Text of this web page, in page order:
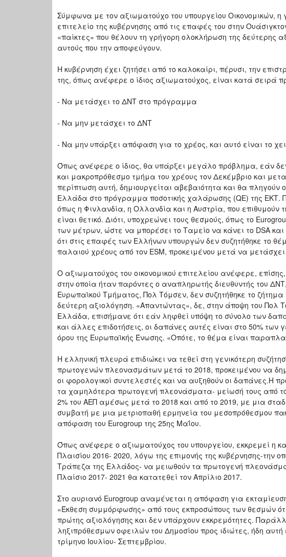
Σύμφωνα με τον αξιωματούχο του υπουργείου Οικονομικών, η
επιτελείο της κυβέρνησης από τις επαφές του στην
«παίκτες» που θέλουν τη γρήγορη ολοκλήρωση της δεύτερης
αυτούς που την αποφεύγουν.
Η κυβέρνηση έχει ζητήσει από το καλοκαίρι, πέρυσι, την
της, όπως ανέφερε ο ίδιος αξιωματούχος, είναι κατά σειρά
- Να μετάσχει το ΔΝΤ στο πρόγραμμα
- Να μην μετάσχει το ΔΝΤ
- Να μην υπάρξει απόφαση για το χρέος, και αυτό είναι το
Όπως ανέφερε ο ίδιος, θα υπάρξει μεγάλο πρόβλημα, εάν
και μακροπρόθεσμο τμήμα του χρέους τον Δεκέμβριο και
περίπτωση αυτή, δημιουργείται αβεβαιότητα και θα
Ελλάδα στο πρόγραμμα ποσοτικής χαλάρωσης (QE) της
όπως η Φινλανδία, η Ολλανδία και η Αυστρία, που
είναι θετικό. Διότι, υποχρεώνει τους θεσμούς, όπως το
των μέτρων, ώστε να μπορέσει το Ταμείο να κάνει το DSA
ότι στις επαφές των Ελλήνων υπουργών δεν συζητήθηκε το
παλαιού χρέους από τον ESM, προκειμένου μετά να
Ο αξιωματούχος του οικονομικού επιτελείου ανέφερε,
στην οποία ήταν παρόντες ο αναπληρωτής διευθυντής του
Ευρωπαϊκού Τμήματος, Πολ Τόμσεν, δεν συζητήθηκε το
δεύτερη αξιολόγηση. «Απαντώντας», δε, στην άποψη του Πολ
Ελλάδα, επισήμανε ότι εάν ληφθεί υπόψη το σύνολο των
και άλλες επιδοτήσεις, οι δαπάνες αυτές είναι στο 50%
όρου της Ευρωπαϊκής Ένωσης. «Οπότε, το θέμα είναι
Η ελληνική πλευρά επιδιώκει να τεθεί στη γενικότερη
πρωτογενών πλεονασμάτων μετά το 2018, προκειμένου να
οι φορολογικοί συντελεστές και να αυξηθούν οι δαπάνες.Η
τα χαμηλότερα πρωτογενή πλεονάσματα- μείωσή τους από το
2% του ΑΕΠ αμέσως μετά το 2018 και από το 2019, με μια
συμβατή με μια μετριοπαθή ερμηνεία του μεσοπρόθεσμου
απόφαση του Eurogroup της 25ης Μαΐου.
Όπως ανέφερε ο αξιωματούχος του υπουργείου, εκκρεμεί η
Πλαισίου 2016- 2020, λόγω της επιμονής της κυβέρνησης-την
Τράπεζα της Ελλάδος- να μειωθούν τα πρωτογενή
Πλαίσιο 2017- 2021 θα κατατεθεί τον Απρίλιο 2017.
Στο αυριανό Eurogroup αναμένεται η απόφαση για
«Έκθεση συμμόρφωσης» από τους εκπροσώπους των θεσμών
πρώτης αξιολόγησης και δεν υπάρχουν εκκρεμότητες.
ληξιπρόθεσμων οφειλών του Δημοσίου προς ιδιώτες, ήδη αυτή
τρίμηνο Ιουλίου- Σεπτεμβρίου.